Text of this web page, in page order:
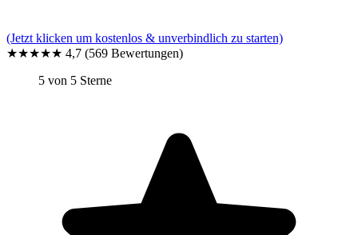
(Jetzt klicken um kostenlos & unverbindlich zu starten)
★★★★★ 4,7 (569 Bewertungen)
5 von 5 Sterne